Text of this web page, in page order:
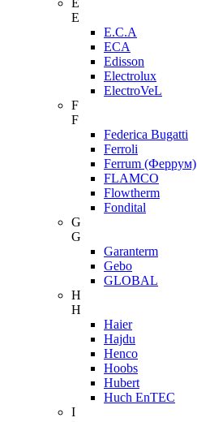
E
E
E.C.A
ECA
Edisson
Electrolux
ElectroVeL
F
F
Federica Bugatti
Ferroli
Ferrum (Феррум)
FLAMCO
Flowtherm
Fondital
G
G
Garanterm
Gebo
GLOBAL
H
H
Haier
Hajdu
Henco
Hoobs
Hubert
Huch EnTEC
I